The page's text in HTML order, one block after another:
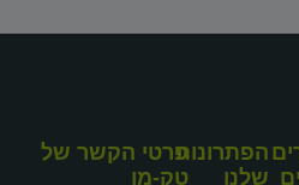
פרטי הקשר של
טק-מן
הפתרונות
שלנו